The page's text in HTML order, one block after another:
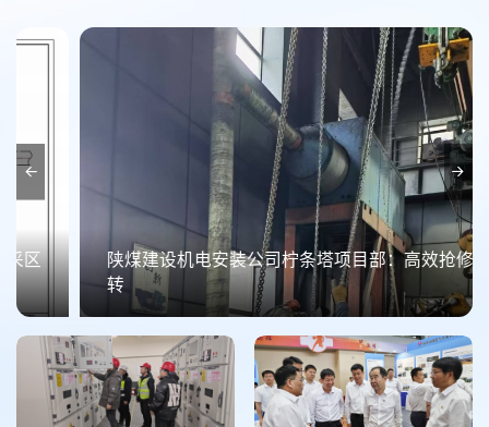
陕煤建设机电安装公司柠条塔项目部：高效抢修保运
转